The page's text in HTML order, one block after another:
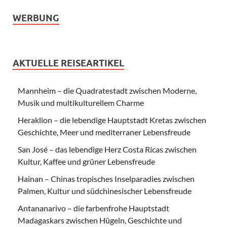
WERBUNG
AKTUELLE REISEARTIKEL
Mannheim – die Quadratestadt zwischen Moderne,
Musik und multikulturellem Charme
Heraklion – die lebendige Hauptstadt Kretas zwischen
Geschichte, Meer und mediterraner Lebensfreude
San José – das lebendige Herz Costa Ricas zwischen
Kultur, Kaffee und grüner Lebensfreude
Hainan – Chinas tropisches Inselparadies zwischen
Palmen, Kultur und südchinesischer Lebensfreude
Antananarivo – die farbenfrohe Hauptstadt
Madagaskars zwischen Hügeln, Geschichte und